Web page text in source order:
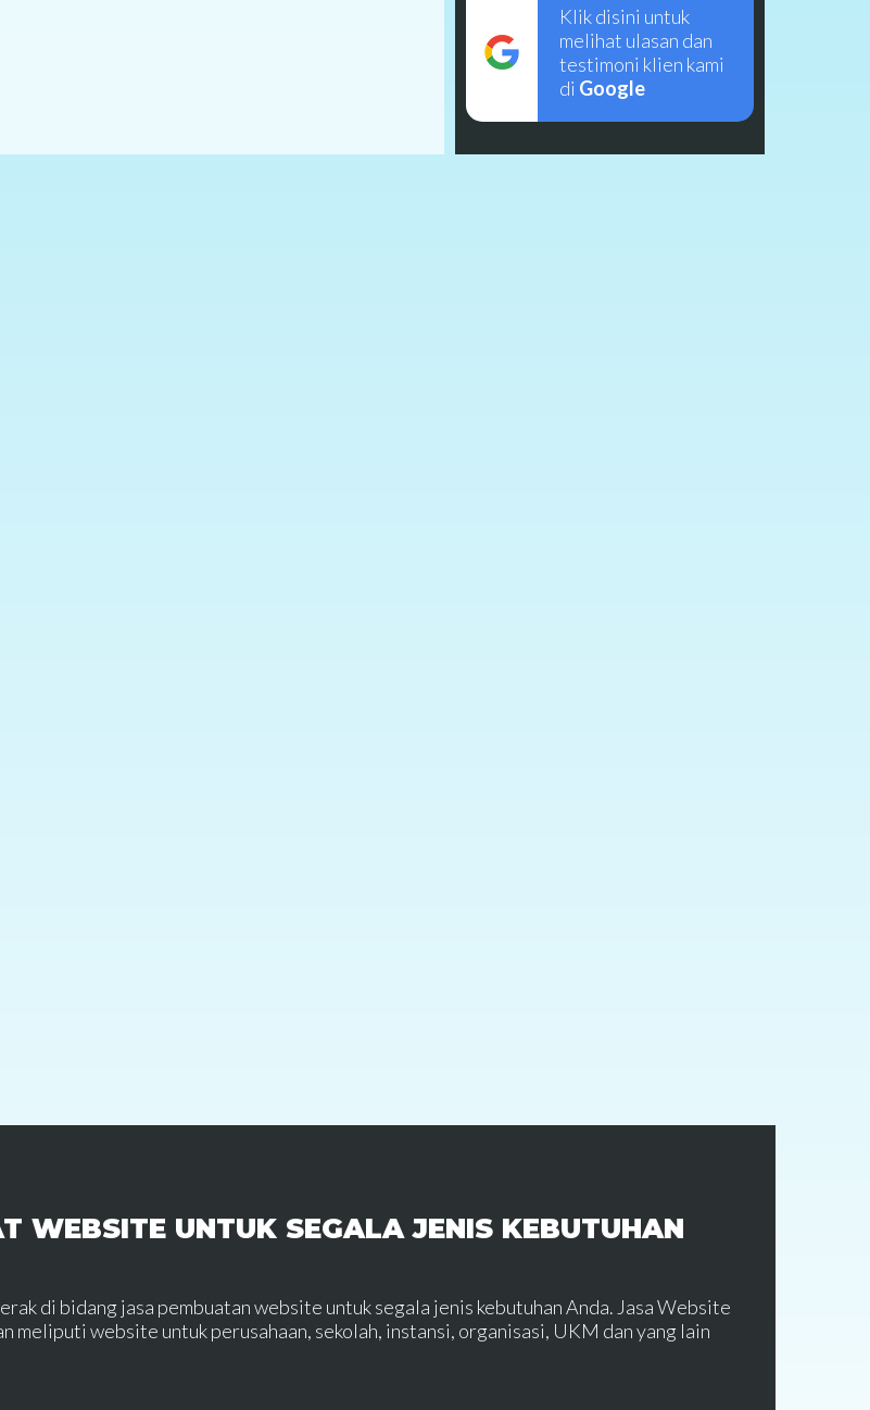
Klik disini untuk
melihat ulasan dan
testimoni klien kami
di Google
WEBSITE UNTUK SEGALA JENIS KEBUTUHAN
di bidang jasa pembuatan website untuk segala jenis kebutuhan Anda. Jasa Website
meliputi website untuk perusahaan, sekolah, instansi, organisasi, UKM dan yang lain